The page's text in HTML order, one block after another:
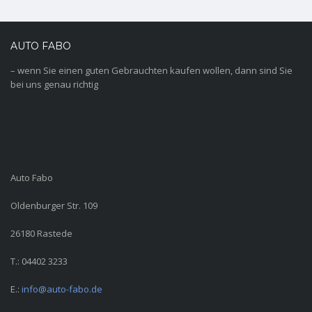
AUTO FABO
– wenn Sie einen guten Gebrauchten kaufen wollen, dann sind Sie
bei uns genau richtig
Auto Fabo
Oldenburger Str. 109
26180 Rastede
T.: 04402 3233
E.: info@auto-fabo.de